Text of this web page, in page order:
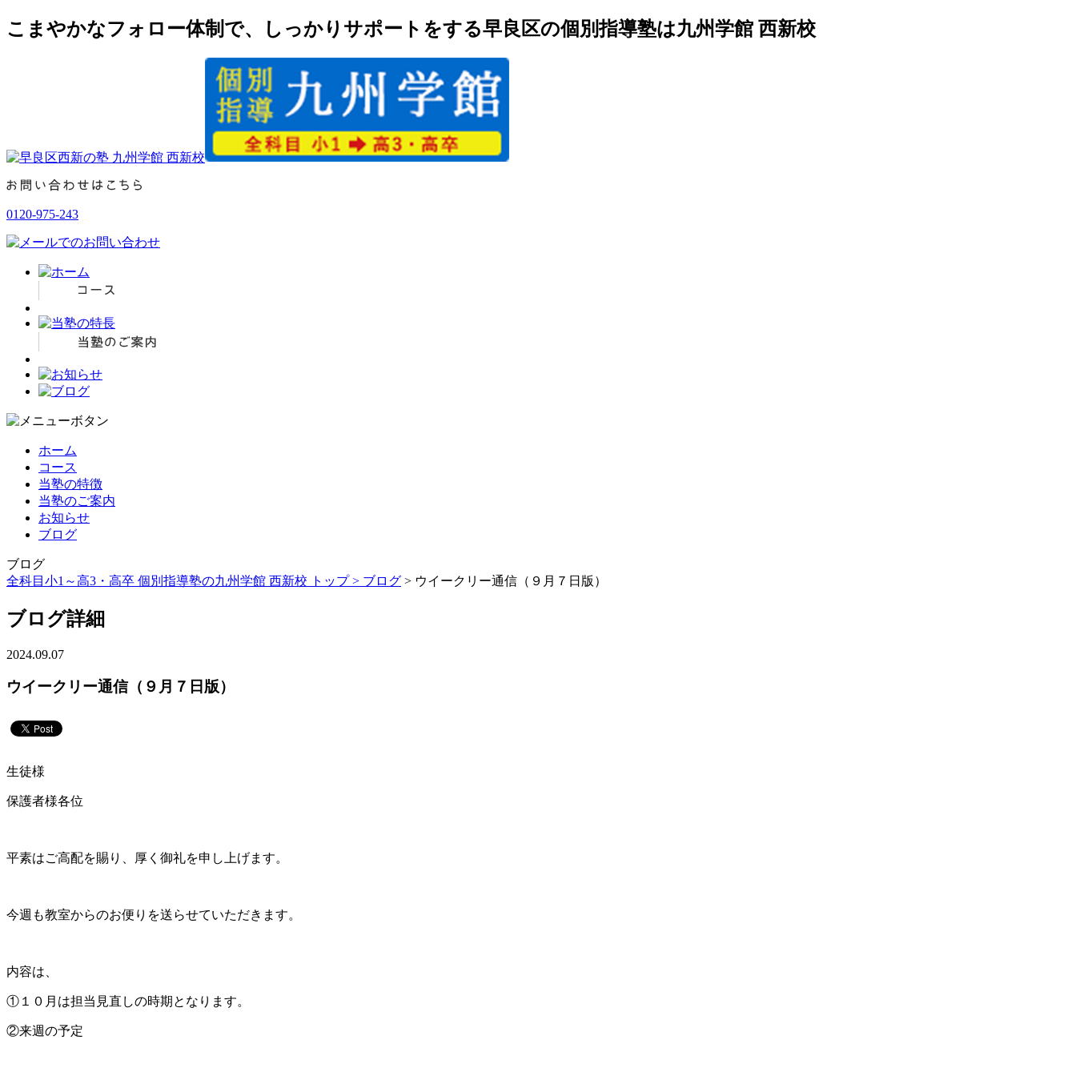
こまやかなフォロー体制で、しっかりサポートをする早良区の個別指導塾は九州学館 西新校
0120-975-243
ホーム
コース
当塾の特徴
当塾のご案内
お知らせ
ブログ
ブログ
全科目小1～高3・高卒 個別指導塾の九州学館 西新校 トップ > ブログ > ウイークリー通信（９月７日版）
ブログ詳細
2024.09.07
ウイークリー通信（９月７日版）
生徒様
保護者様各位
平素はご高配を賜り、厚く御礼を申し上げます。
今週も教室からのお便りを送らせていただきます。
内容は、
①１０月は担当見直しの時期となります。
②来週の予定